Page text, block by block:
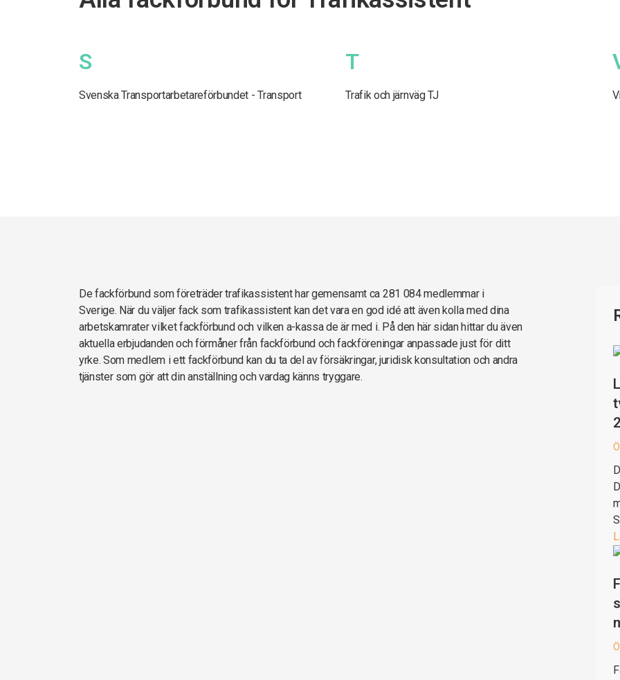
S
Svenska Transportarbetareförbundet - Transport
T
Trafik och järnväg TJ
De fackförbund som företräder trafikassistent har gemensamt ca 281 084 medlemmar i
Sverige. När du väljer fack som trafikassistent kan det vara en god idé att även kolla med dina
arbetskamrater vilket fackförbund och vilken a-kassa de är med i. På den här sidan hittar du även
aktuella erbjudanden och förmåner från fackförbund och fackföreningar anpassade just för ditt
yrke. Som medlem i ett fackförbund kan du ta del av försäkringar, juridisk konsultation och andra
tjänster som gör att din anställning och vardag känns tryggare.